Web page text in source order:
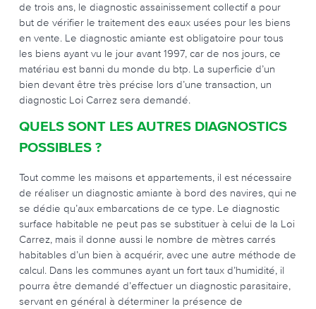
de trois ans, le diagnostic assainissement collectif a pour
but de vérifier le traitement des eaux usées pour les biens
en vente. Le diagnostic amiante est obligatoire pour tous
les biens ayant vu le jour avant 1997, car de nos jours, ce
matériau est banni du monde du btp. La superficie d’un
bien devant être très précise lors d’une transaction, un
diagnostic Loi Carrez sera demandé.
QUELS SONT LES AUTRES DIAGNOSTICS
POSSIBLES ?
Tout comme les maisons et appartements, il est nécessaire
de réaliser un diagnostic amiante à bord des navires, qui ne
se dédie qu’aux embarcations de ce type. Le diagnostic
surface habitable ne peut pas se substituer à celui de la Loi
Carrez, mais il donne aussi le nombre de mètres carrés
habitables d’un bien à acquérir, avec une autre méthode de
calcul. Dans les communes ayant un fort taux d’humidité, il
pourra être demandé d’effectuer un diagnostic parasitaire,
servant en général à déterminer la présence de